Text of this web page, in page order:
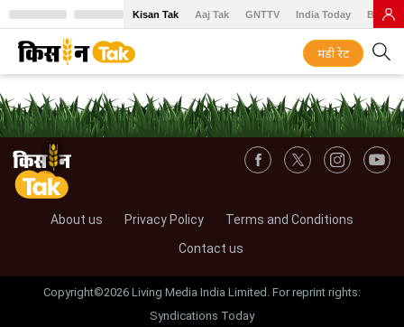
Kisan Tak Aaj Tak GNTTV India Today BT
मंडी रेट
About us Privacy Policy
Terms and Conditions
Contact us
Copyright©2026 Living Media India Limited. For reprint rights:
Syndications Today